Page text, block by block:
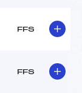
FFS
FFS